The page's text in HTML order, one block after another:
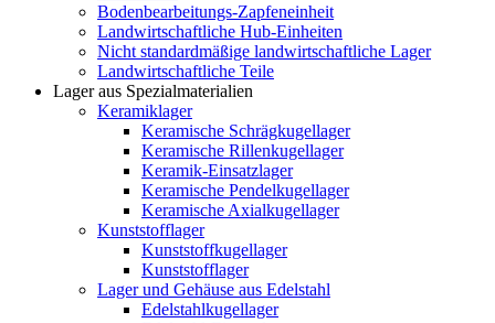
Bodenbearbeitungs-Zapfeneinheit
Landwirtschaftliche Hub-Einheiten
Nicht standardmäßige landwirtschaftliche Lager
Landwirtschaftliche Teile
Lager aus Spezialmaterialien
Keramiklager
Keramische Schrägkugellager
Keramische Rillenkugellager
Keramik-Einsatzlager
Keramische Pendelkugellager
Keramische Axialkugellager
Kunststofflager
Kunststoffkugellager
Kunststofflager
Lager und Gehäuse aus Edelstahl
Edelstahlkugellager